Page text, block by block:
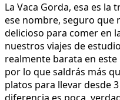
La Vaca Gorda, esa es la
ese nombre, seguro que
delicioso para comer en
nuestros viajes de
realmente barata en
por lo que saldrás más
platos para llevar desde